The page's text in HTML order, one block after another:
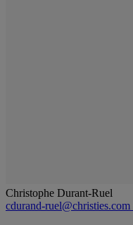
Christophe Durant-Ruel
cdurand-ruel@christies.com